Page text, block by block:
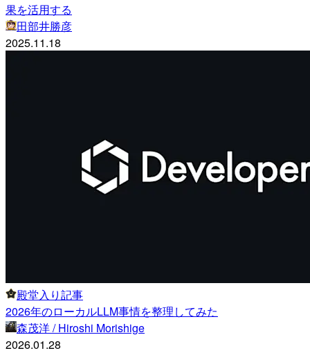
果を活用する
田部井勝彦
2025.11.18
殿堂入り記事
2026年のローカルLLM事情を整理してみた
森茂洋 / Hiroshi Morishige
2026.01.28